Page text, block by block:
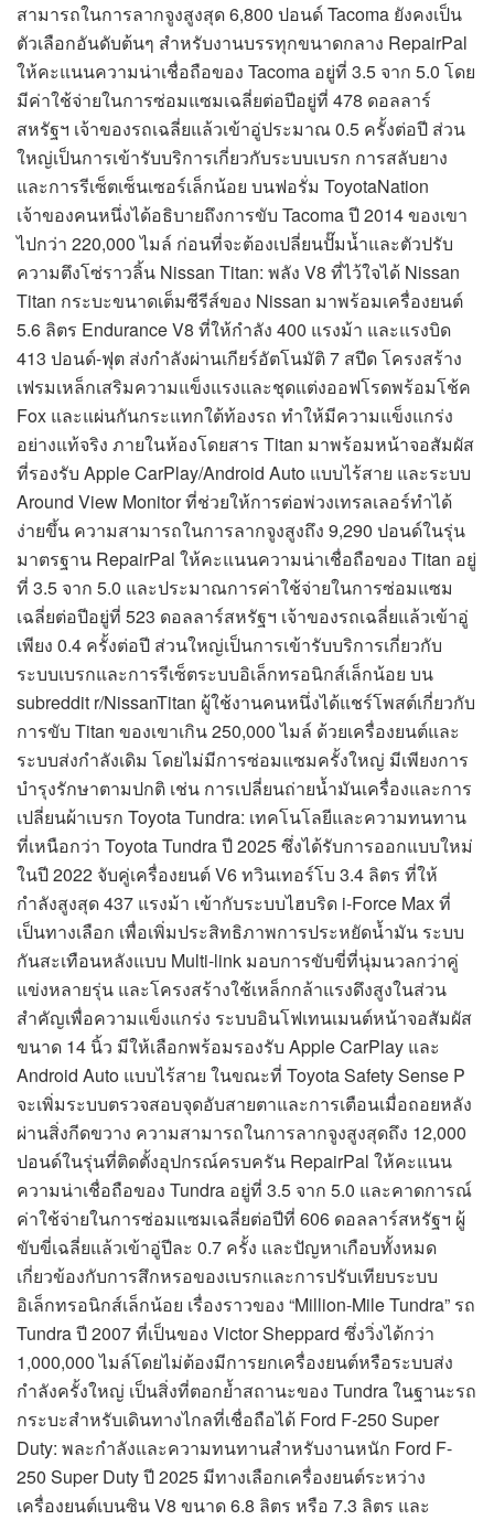
สามารถในการลากจูงสูงสุด 6,800 ปอนด์ Tacoma ยังคงเป็น
ตัวเลือกอันดับต้นๆ สำหรับงานบรรทุกขนาดกลาง RepairPal
ให้คะแนนความน่าเชื่อถือของ Tacoma อยู่ที่ 3.5 จาก 5.0 โดย
มีค่าใช้จ่ายในการซ่อมแซมเฉลี่ยต่อปีอยู่ที่ 478 ดอลลาร์
สหรัฐฯ เจ้าของรถเฉลี่ยแล้วเข้าอู่ประมาณ 0.5 ครั้งต่อปี ส่วน
ใหญ่เป็นการเข้ารับบริการเกี่ยวกับระบบเบรก การสลับยาง
และการรีเซ็ตเซ็นเซอร์เล็กน้อย บนฟอรั่ม ToyotaNation
เจ้าของคนหนึ่งได้อธิบายถึงการขับ Tacoma ปี 2014 ของเขา
ไปกว่า 220,000 ไมล์ ก่อนที่จะต้องเปลี่ยนปั๊มน้ำและตัวปรับ
ความตึงโซ่ราวลิ้น Nissan Titan: พลัง V8 ที่ไว้ใจได้ Nissan
Titan กระบะขนาดเต็มซีรีส์ของ Nissan มาพร้อมเครื่องยนต์
5.6 ลิตร Endurance V8 ที่ให้กำลัง 400 แรงม้า และแรงบิด
413 ปอนด์-ฟุต ส่งกำลังผ่านเกียร์อัตโนมัติ 7 สปีด โครงสร้าง
เฟรมเหล็กเสริมความแข็งแรงและชุดแต่งออฟโรดพร้อมโช้ค
Fox และแผ่นกันกระแทกใต้ท้องรถ ทำให้มีความแข็งแกร่ง
อย่างแท้จริง ภายในห้องโดยสาร Titan มาพร้อมหน้าจอสัมผัส
ที่รองรับ Apple CarPlay/Android Auto แบบไร้สาย และระบบ
Around View Monitor ที่ช่วยให้การต่อพ่วงเทรลเลอร์ทำได้
ง่ายขึ้น ความสามารถในการลากจูงสูงถึง 9,290 ปอนด์ในรุ่น
มาตรฐาน RepairPal ให้คะแนนความน่าเชื่อถือของ Titan อยู่
ที่ 3.5 จาก 5.0 และประมาณการค่าใช้จ่ายในการซ่อมแซม
เฉลี่ยต่อปีอยู่ที่ 523 ดอลลาร์สหรัฐฯ เจ้าของรถเฉลี่ยแล้วเข้าอู่
เพียง 0.4 ครั้งต่อปี ส่วนใหญ่เป็นการเข้ารับบริการเกี่ยวกับ
ระบบเบรกและการรีเซ็ตระบบอิเล็กทรอนิกส์เล็กน้อย บน
subreddit r/NissanTitan ผู้ใช้งานคนหนึ่งได้แชร์โพสต์เกี่ยวกับ
การขับ Titan ของเขาเกิน 250,000 ไมล์ ด้วยเครื่องยนต์และ
ระบบส่งกำลังเดิม โดยไม่มีการซ่อมแซมครั้งใหญ่ มีเพียงการ
บำรุงรักษาตามปกติ เช่น การเปลี่ยนถ่ายน้ำมันเครื่องและการ
เปลี่ยนผ้าเบรก Toyota Tundra: เทคโนโลยีและความทนทาน
ที่เหนือกว่า Toyota Tundra ปี 2025 ซึ่งได้รับการออกแบบใหม่
ในปี 2022 จับคู่เครื่องยนต์ V6 ทวินเทอร์โบ 3.4 ลิตร ที่ให้
กำลังสูงสุด 437 แรงม้า เข้ากับระบบไฮบริด i-Force Max ที่
เป็นทางเลือก เพื่อเพิ่มประสิทธิภาพการประหยัดน้ำมัน ระบบ
กันสะเทือนหลังแบบ Multi-link มอบการขับขี่ที่นุ่มนวลกว่าคู่
แข่งหลายรุ่น และโครงสร้างใช้เหล็กกล้าแรงดึงสูงในส่วน
สำคัญเพื่อความแข็งแกร่ง ระบบอินโฟเทนเมนต์หน้าจอสัมผัส
ขนาด 14 นิ้ว มีให้เลือกพร้อมรองรับ Apple CarPlay และ
Android Auto แบบไร้สาย ในขณะที่ Toyota Safety Sense P
จะเพิ่มระบบตรวจสอบจุดอับสายตาและการเตือนเมื่อถอยหลัง
ผ่านสิ่งกีดขวาง ความสามารถในการลากจูงสูงสุดถึง 12,000
ปอนด์ในรุ่นที่ติดตั้งอุปกรณ์ครบครัน RepairPal ให้คะแนน
ความน่าเชื่อถือของ Tundra อยู่ที่ 3.5 จาก 5.0 และคาดการณ์
ค่าใช้จ่ายในการซ่อมแซมเฉลี่ยต่อปีที่ 606 ดอลลาร์สหรัฐฯ ผู้
ขับขี่เฉลี่ยแล้วเข้าอู่ปีละ 0.7 ครั้ง และปัญหาเกือบทั้งหมด
เกี่ยวข้องกับการสึกหรอของเบรกและการปรับเทียบระบบ
อิเล็กทรอนิกส์เล็กน้อย เรื่องราวของ “Million-Mile Tundra” รถ
Tundra ปี 2007 ที่เป็นของ Victor Sheppard ซึ่งวิ่งได้กว่า
1,000,000 ไมล์โดยไม่ต้องมีการยกเครื่องยนต์หรือระบบส่ง
กำลังครั้งใหญ่ เป็นสิ่งที่ตอกย้ำสถานะของ Tundra ในฐานะรถ
กระบะสำหรับเดินทางไกลที่เชื่อถือได้ Ford F-250 Super
Duty: พละกำลังและความทนทานสำหรับงานหนัก Ford F-
250 Super Duty ปี 2025 มีทางเลือกเครื่องยนต์ระหว่าง
เครื่องยนต์เบนซิน V8 ขนาด 6.8 ลิตร หรือ 7.3 ลิตร และ